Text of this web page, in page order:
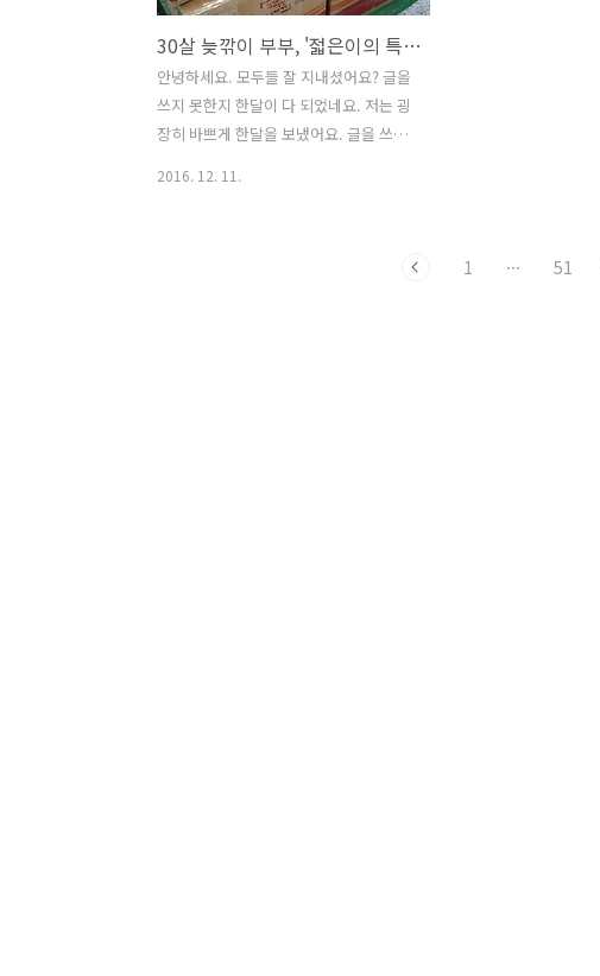
30살 늦깎이 부부, '젋은이의 특권' 뉴질랜드 워킹홀리데이 비자를 받다.
안녕하세요. 모두들 잘 지내셨어요? 글을
쓰지 못한지 한달이 다 되었네요. 저는 굉
장히 바쁘게 한달을 보냈어요. 글을 쓰지
하고 있던 중이였는데도 저는 흔쾌히 [ 그
2016. 12. 11.
1 ··· 51